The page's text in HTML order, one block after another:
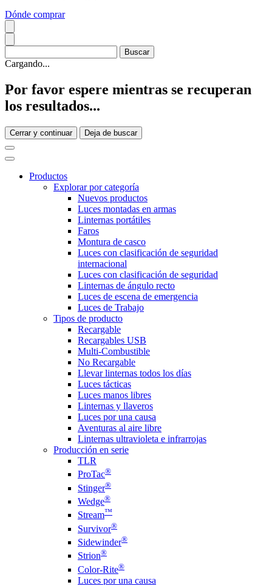
Dónde comprar
Cargando...
Por favor espere mientras se recuperan
los resultados...
Cerrar y continuar Deja de buscar
Productos
Explorar por categoría
Nuevos productos
Luces montadas en armas
Linternas portátiles
Faros
Montura de casco
Luces con clasificación de seguridad
internacional
Luces con clasificación de seguridad
Linternas de ángulo recto
Luces de escena de emergencia
Luces de Trabajo
Tipos de producto
Recargable
Recargables USB
Multi-Combustible
No Recargable
Llevar linternas todos los días
Luces tácticas
Luces manos libres
Linternas y llaveros
Luces por una causa
Aventuras al aire libre
Linternas ultravioleta e infrarrojas
Producción en serie
TLR
ProTac®
Stinger®
Wedge®
Stream™
Survivor®
Sidewinder®
Strion®
Color-Rite®
Luces por una causa